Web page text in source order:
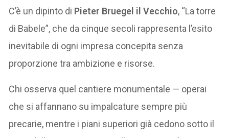
C’è un dipinto di Pieter Bruegel il Vecchio, “La torre
di Babele”, che da cinque secoli rappresenta l’esito
inevitabile di ogni impresa concepita senza
proporzione tra ambizione e risorse.
Chi osserva quel cantiere monumentale — operai
che si affannano su impalcature sempre più
precarie, mentre i piani superiori già cedono sotto il